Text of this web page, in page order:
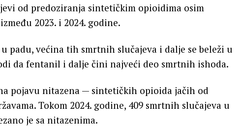
od predoziranja sintetičkim opioidima osim
2023. i 2024. godine.
padu, većina tih smrtnih slučajeva i dalje se beleži u
da fentanil i dalje čini najveći deo smrtnih ishoda.
pojavu nitazena — sintetičkih opioida jačih od
Tokom 2024. godine, 409 smrtnih slučajeva u
je sa nitazenima.